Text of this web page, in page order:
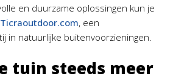
en duurzame oplossingen kun je
Ticraoutdoor.com, een
in natuurlijke buitenvoorzieningen.
tuin steeds meer